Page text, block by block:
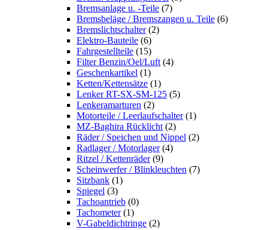
Bremsanlage u. -Teile (7)
Bremsbeläge / Bremszangen u. Teile (6)
Bremslichtschalter (2)
Elektro-Bauteile (6)
Fahrgestellteile (15)
Filter Benzin/Oel/Luft (4)
Geschenkartikel (1)
Ketten/Kettensätze (1)
Lenker RT-SX-SM-125 (5)
Lenkeramarturen (2)
Motorteile / Leerlaufschalter (1)
MZ-Baghira Rücklicht (2)
Räder / Speichen und Nippel (2)
Radlager / Motorlager (4)
Ritzel / Kettenräder (9)
Scheinwerfer / Blinkleuchten (7)
Sitzbank (1)
Spiegel (3)
Tachoantrieb (0)
Tachometer (1)
V-Gabeldichtringe (2)